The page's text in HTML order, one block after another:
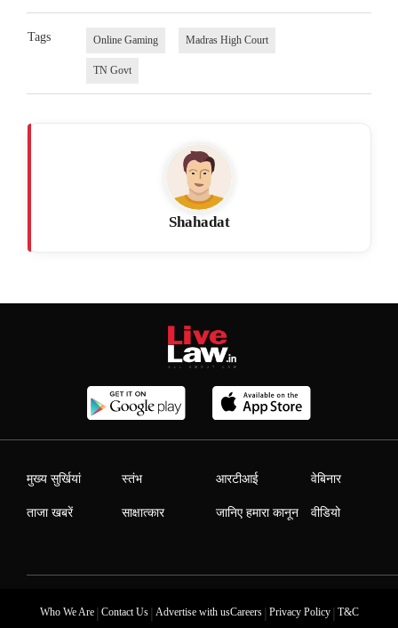
Tags Online Gaming Madras High Court
TN Govt
Shahadat
मुख्य सुर्खियां
ताजा खबरें
स्तंभ
साक्षात्कार
आरटीआई
जानिए हमारा कानून
वेबिनार
वीडियो
Who We Are| Contact Us| Advertise with usCareers| Privacy Policy| T&C